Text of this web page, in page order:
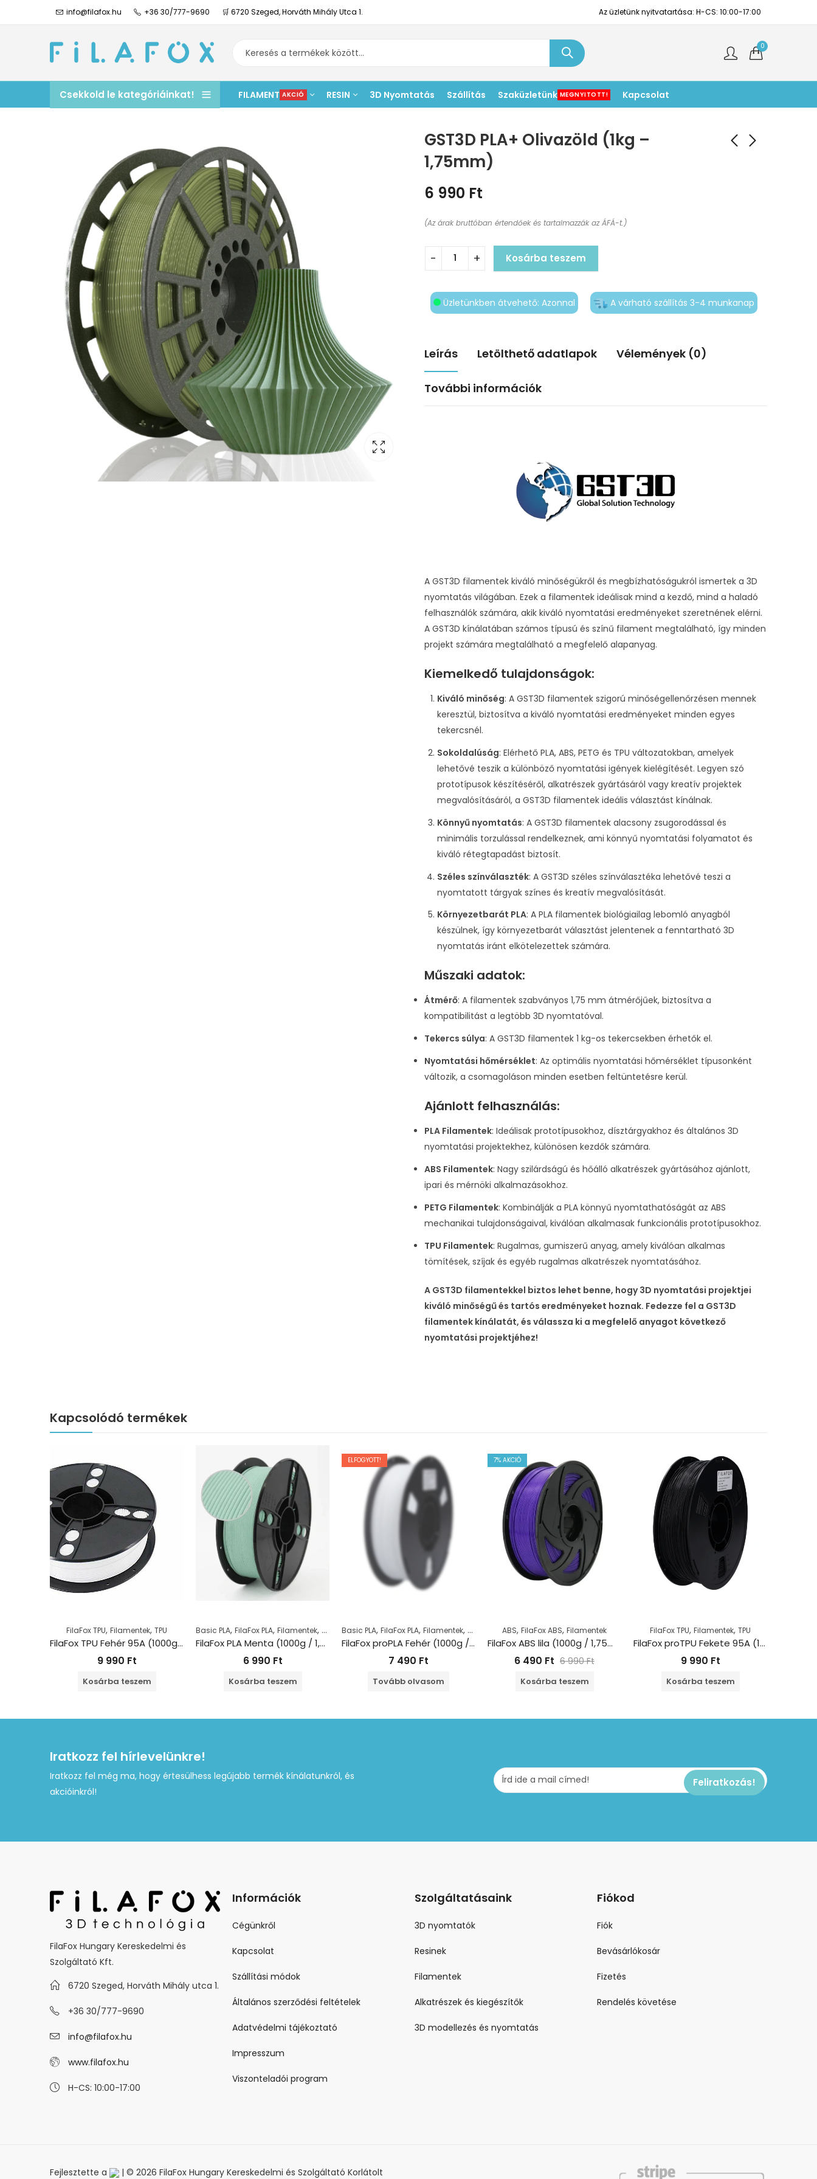
info@filafox.hu +36 30/777-9690 🛒 6720 Szeged, Horváth Mihály Utca 1. Az üzletünk nyitvatartása: H-CS: 10:00-17:00
0
Csekkold le kategóriáinkat! FILAMENT AKCIÓ RESIN 3D Nyomtatás Szállítás Szaküzletünk MEGNYITOTT! Kapcsolat
GST3D PLA+ Olivazöld (1kg –
1,75mm)
6 990 Ft
(Az árak bruttóban értendőek és tartalmazzák az ÁFÁ-t.)
Kosárba teszem
Üzletünkben átvehető: Azonnal A várható szállítás 3-4 munkanap
Leírás Letölthető adatlapok Vélemények (0)
További információk
A GST3D filamentek kiváló minőségükről és megbízhatóságukról ismertek a 3D
nyomtatás világában. Ezek a filamentek ideálisak mind a kezdő, mind a haladó
felhasználók számára, akik kiváló nyomtatási eredményeket szeretnének elérni.
A GST3D kínálatában számos típusú és színű filament megtalálható, így minden
projekt számára megtalálható a megfelelő alapanyag.
Kiemelkedő tulajdonságok:
Kiváló minőség: A GST3D filamentek szigorú minőségellenőrzésen mennek
keresztül, biztosítva a kiváló nyomtatási eredményeket minden egyes
tekercsnél.
Sokoldalúság: Elérhető PLA, ABS, PETG és TPU változatokban, amelyek
lehetővé teszik a különböző nyomtatási igények kielégítését. Legyen szó
prototípusok készítéséről, alkatrészek gyártásáról vagy kreatív projektek
megvalósításáról, a GST3D filamentek ideális választást kínálnak.
Könnyű nyomtatás: A GST3D filamentek alacsony zsugorodással és
minimális torzulással rendelkeznek, ami könnyű nyomtatási folyamatot és
kiváló rétegtapadást biztosít.
Széles színválaszték: A GST3D széles színválasztéka lehetővé teszi a
nyomtatott tárgyak színes és kreatív megvalósítását.
Környezetbarát PLA: A PLA filamentek biológiailag lebomló anyagból
készülnek, így környezetbarát választást jelentenek a fenntartható 3D
nyomtatás iránt elkötelezettek számára.
Műszaki adatok:
Átmérő: A filamentek szabványos 1,75 mm átmérőjűek, biztosítva a
kompatibilitást a legtöbb 3D nyomtatóval.
Tekercs súlya: A GST3D filamentek 1 kg-os tekercsekben érhetők el.
Nyomtatási hőmérséklet: Az optimális nyomtatási hőmérséklet típusonként
változik, a csomagoláson minden esetben feltüntetésre kerül.
Ajánlott felhasználás:
PLA Filamentek: Ideálisak prototípusokhoz, dísztárgyakhoz és általános 3D
nyomtatási projektekhez, különösen kezdők számára.
ABS Filamentek: Nagy szilárdságú és hőálló alkatrészek gyártásához ajánlott,
ipari és mérnöki alkalmazásokhoz.
PETG Filamentek: Kombinálják a PLA könnyű nyomtathatóságát az ABS
mechanikai tulajdonságaival, kiválóan alkalmasak funkcionális prototípusokhoz.
TPU Filamentek: Rugalmas, gumiszerű anyag, amely kiválóan alkalmas
tömítések, szíjak és egyéb rugalmas alkatrészek nyomtatásához.
A GST3D filamentekkel biztos lehet benne, hogy 3D nyomtatási projektjei
kiváló minőségű és tartós eredményeket hoznak. Fedezze fel a GST3D
filamentek kínálatát, és válassza ki a megfelelő anyagot következő
nyomtatási projektjéhez!
Kapcsolódó termékek
FilaFox TPU, Filamentek, TPU
FilaFox TPU Fehér 95A (1000g / 1,75mm)
9 990 Ft
Kosárba teszem
Basic PLA, FilaFox PLA, Filamentek, PLA
FilaFox PLA Menta (1000g / 1,75mm)
6 990 Ft
Kosárba teszem
ELFOGYOTT!
Basic PLA, FilaFox PLA, Filamentek, PLA
FilaFox proPLA Fehér (1000g / 1,75mm)
7 490 Ft
Tovább olvasom
7% AKCIÓ
ABS, FilaFox ABS, Filamentek
FilaFox ABS lila (1000g / 1,75mm)
6 490 Ft 6 990Ft
Kosárba teszem
FilaFox TPU, Filamentek, TPU
FilaFox proTPU Fekete 95A (1000g / 1,75mm)
9 990 Ft
Kosárba teszem
Iratkozz fel hírlevelünkre!
Iratkozz fel még ma, hogy értesülhess legújabb termék kínálatunkról, és
akcióinkról!
FilaFox Hungary Kereskedelmi és
Szolgáltató Kft.
6720 Szeged, Horváth Mihály utca 1.
+36 30/777-9690
info@filafox.hu
www.filafox.hu
H-CS: 10:00-17:00
Információk
Cégünkről
Kapcsolat
Szállítási módok
Általános szerződési feltételek
Adatvédelmi tájékoztató
Impresszum
Viszonteladói program
Szolgáltatásaink
3D nyomtatók
Resinek
Filamentek
Alkatrészek és kiegészítők
3D modellezés és nyomtatás
Fiókod
Fiók
Bevásárlókosár
Fizetés
Rendelés követése
Fejlesztette a | © 2026 FilaFox Hungary Kereskedelmi és Szolgáltató Korlátolt